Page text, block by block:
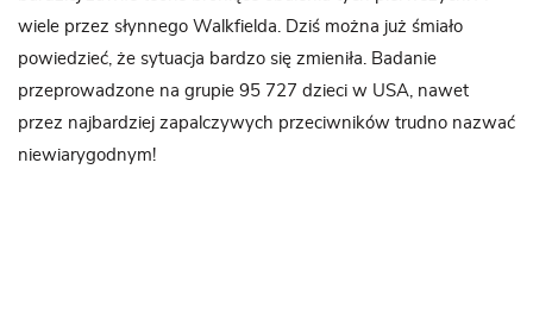
wiele przez słynnego Walkfielda. Dziś można już śmiało
powiedzieć, że sytuacja bardzo się zmieniła. Badanie
przeprowadzone na grupie 95 727 dzieci w USA, nawet
przez najbardziej zapalczywych przeciwników trudno nazwać
niewiarygodnym!